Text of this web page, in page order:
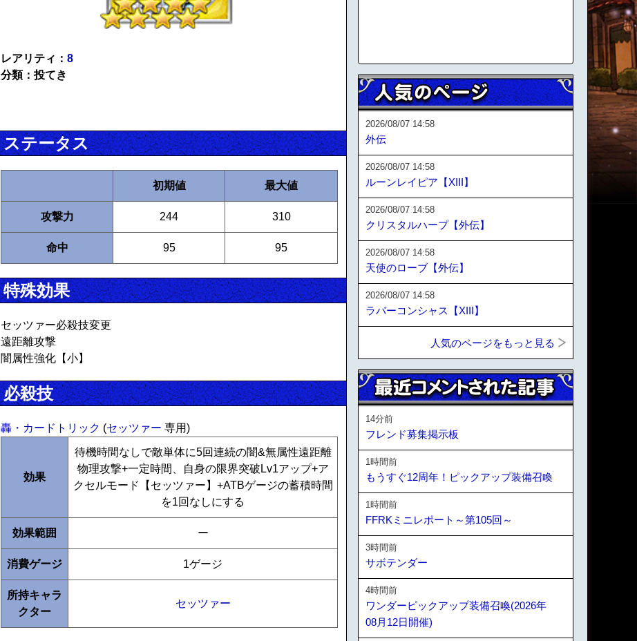
レアリティ： 8
分類：投てき
ステータス
初期値 最大値
攻撃力 244 310
命中 95 95
特殊効果
セッツァー必殺技変更
遠距離攻撃
闇属性強化【小】
必殺技
轟・カードトリック (セッツァー 専用)
効果
待機時間なしで敵単体に5回連続の闇&無属性遠距離
物理攻撃+一定時間、自身の限界突破Lv1アップ+ア
クセルモード【セッツァー】+ATBゲージの蓄積時間
を1回なしにする
効果範囲 ー
消費ゲージ 1ゲージ
所持キャラ
クター
セッツァー
2026/08/07 14:58
外伝
2026/08/07 14:58
ルーンレイピア【XIII】
2026/08/07 14:58
クリスタルハープ【外伝】
2026/08/07 14:58
天使のローブ【外伝】
2026/08/07 14:58
ラバーコンシャス【XIII】
人気のページをもっと見る
14分前
フレンド募集掲示板
1時間前
もうすぐ12周年！ピックアップ装備召喚
1時間前
FFRKミニレポート～第105回～
3時間前
サボテンダー
4時間前
ワンダーピックアップ装備召喚(2026年
08月12日開催)